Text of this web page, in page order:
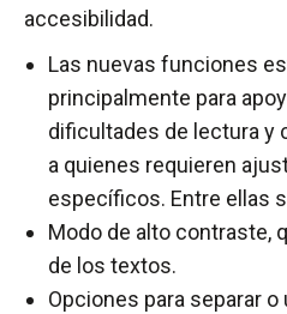
accesibilidad.
Las nuevas funciones
principalmente para
dificultades de lectura y
a quienes requieren
específicos. Entre ellas
Modo de alto contraste,
de los textos.
Opciones para separar